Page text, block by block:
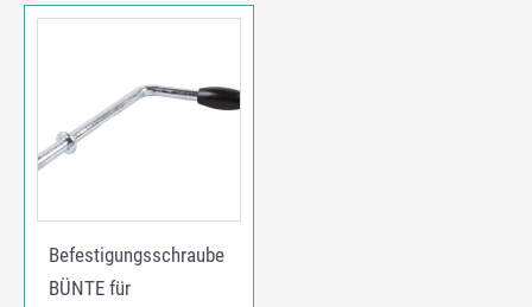
Befestigungsschraube
BÜNTE für